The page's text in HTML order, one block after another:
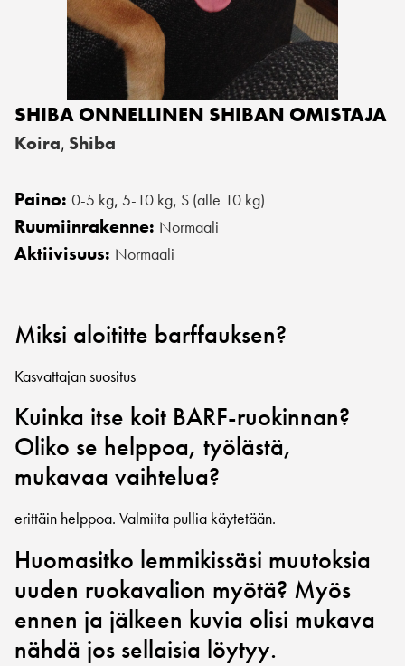
SHIBA ONNELLINEN SHIBAN OMISTAJA
Koira, Shiba
Paino: 0-5 kg, 5-10 kg, S (alle 10 kg)
Ruumiinrakenne: Normaali
Aktiivisuus: Normaali
Miksi aloititte barffauksen?
Kasvattajan suositus
Kuinka itse koit BARF-ruokinnan?
Oliko se helppoa, työlästä,
mukavaa vaihtelua?
erittäin helppoa. Valmiita pullia käytetään.
Huomasitko lemmikissäsi muutoksia
uuden ruokavalion myötä? Myös
ennen ja jälkeen kuvia olisi mukava
nähdä jos sellaisia löytyy.